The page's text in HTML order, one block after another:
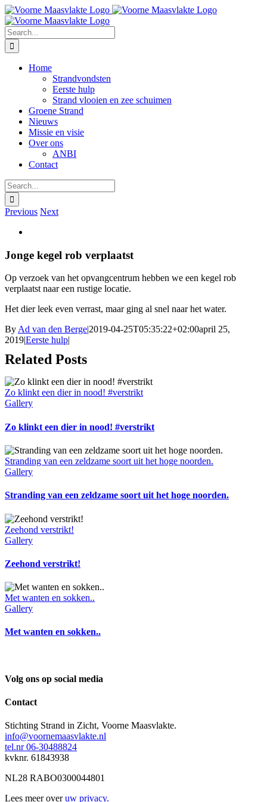
Skip
to
content
Facebook
Instagram
Search
for:
Home
Strandvondsten
Eerste hulp
Strand vlooien en zee schuimen
Groene Strand
Nieuws
Missie en visie
Over ons
ANBI
Contact
Search
for:
Previous Next
Image
Jonge kegel rob verplaatst
Op verzoek van het opvangcentrum hebben we een kegel rob
verplaatst naar een rustige locatie.
Het dier leek even verrast, maar ging al snel naar het water.
ByAd van den Berge|2019-04-25T05:35:22+02:00april 25,
2019|Eerste hulp|
Related Posts
Zo klinkt een dier in nood! #verstrikt
Gallery
Zo klinkt een dier in nood! #verstrikt
Stranding van een zeldzame soort uit het hoge noorden.
Gallery
Stranding van een zeldzame soort uit het hoge noorden.
Zeehond verstrikt!
Gallery
Zeehond verstrikt!
Met wanten en sokken..
Gallery
Met wanten en sokken..
Volg ons op social media
Contact
Stichting Strand in Zicht, Voorne Maasvlakte.
info@voornemaasvlakte.nl
tel.nr 06-30488824
kvknr. 61843938
NL28 RABO0300044801
Lees meer overuw privacy.